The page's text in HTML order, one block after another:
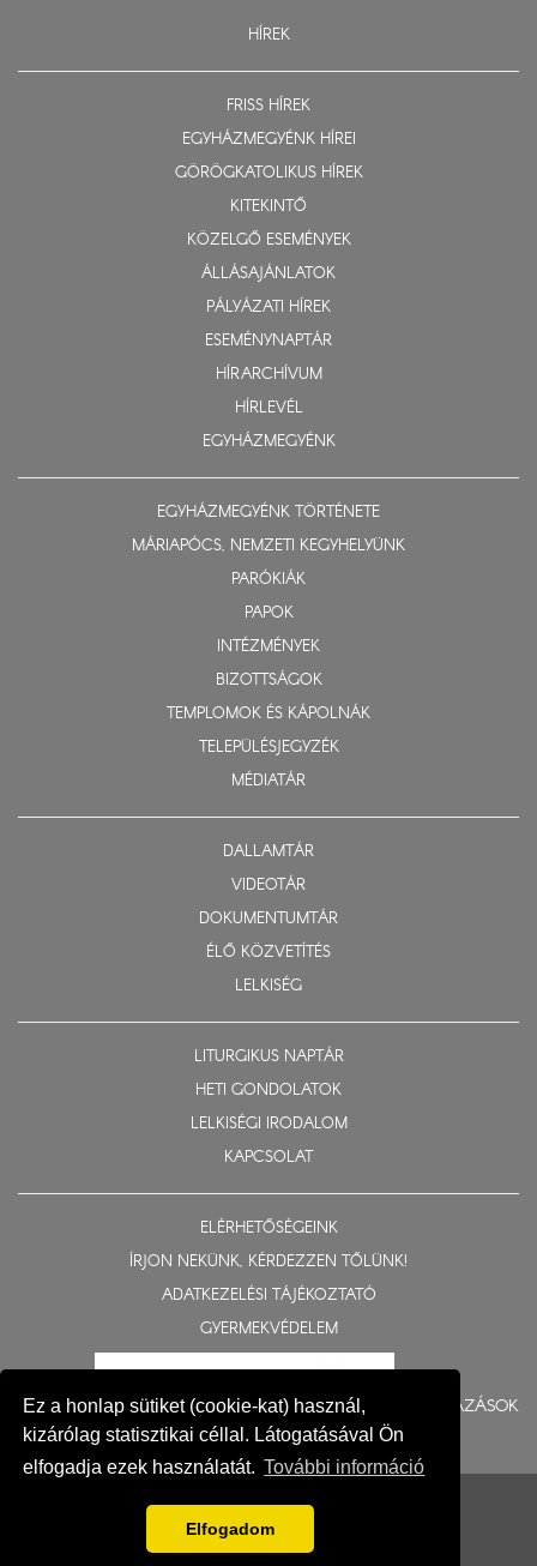
Ez a honlap sütiket (cookie-kat) használ,
kizárólag statisztikai céllal. Látogatásával Ön
elfogadja ezek használatát. További információ
Elfogadom
HÍREK
FRISS HÍREK
EGYHÁZMEGYÉNK HÍREI
GÖRÖGKATOLIKUS HÍREK
KITEKINTŐ
KÖZELGŐ ESEMÉNYEK
ÁLLÁSAJÁNLATOK
PÁLYÁZATI HÍREK
ESEMÉNYNAPTÁR
HÍRARCHÍVUM
HÍRLEVÉL
EGYHÁZMEGYÉNK
EGYHÁZMEGYÉNK TÖRTÉNETE
MÁRIAPÓCS, NEMZETI KEGYHELYÜNK
PARÓKIÁK
PAPOK
INTÉZMÉNYEK
BIZOTTSÁGOK
TEMPLOMOK ÉS KÁPOLNÁK
TELEPÜLÉSJEGYZÉK
MÉDIATÁR
DALLAMTÁR
VIDEOTÁR
DOKUMENTUMTÁR
ÉLŐ KÖZVETÍTÉS
LELKISÉG
LITURGIKUS NAPTÁR
HETI GONDOLATOK
LELKISÉGI IRODALOM
KAPCSOLAT
ELÉRHETŐSÉGEINK
ÍRJON NEKÜNK, KÉRDEZZEN TŐLÜNK!
ADATKEZELÉSI TÁJÉKOZTATÓ
GYERMEKVÉDELEM
BERUHÁZÁSOK
Impresszum